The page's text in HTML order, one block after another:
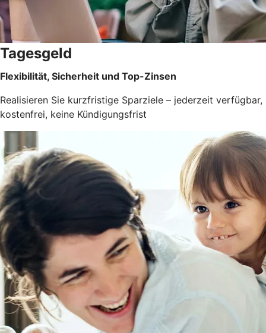
Tagesgeld
Flexibilität, Sicherheit und Top-Zinsen
Realisieren Sie kurzfristige Sparziele – jederzeit verfügbar,
kostenfrei, keine Kündigungsfrist